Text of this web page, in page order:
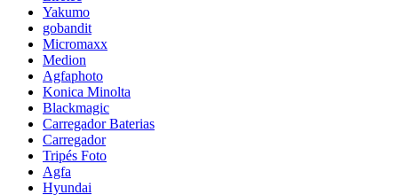
Yakumo
gobandit
Micromaxx
Medion
Agfaphoto
Konica Minolta
Blackmagic
Carregador Baterias
Carregador
Tripés Foto
Agfa
Hyundai